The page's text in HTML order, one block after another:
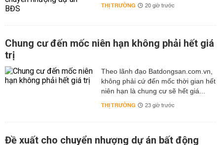
THỊ TRƯỜNG 20 giờ trước
Chung cư đến mốc niên hạn không phải hết giá
trị
Theo lãnh đạo Batdongsan.com.vn,
không phải cứ đến mốc thời gian hết
niên hạn là chung cư sẽ hết giá...
THỊ TRƯỜNG 23 giờ trước
Đề xuất cho chuyển nhượng dự án bất động